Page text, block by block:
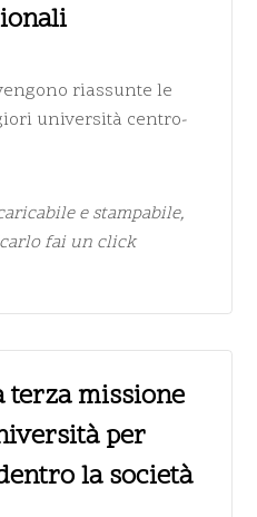
riassunte le
università centro-
e stampabile,
fai un click
terza missione
per
la società